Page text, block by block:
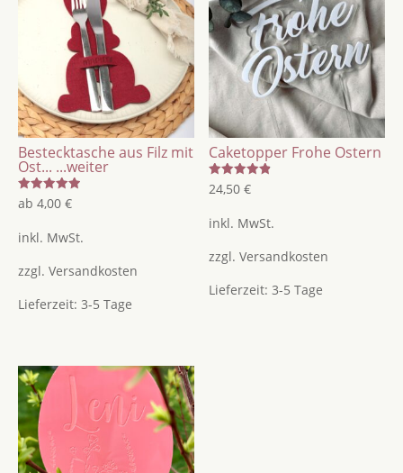
Bestecktasche aus Filz mit
Ost... ...weiter
Bewertet
mit
von 5
ab 4,00 €
inkl. MwSt.
zzgl. Versandkosten
Lieferzeit: 3-5 Tage
Caketopper Frohe Ostern
Bewertet
mit
von 5
24,50€
inkl. MwSt.
zzgl.Versandkosten
Lieferzeit:3-5 Tage